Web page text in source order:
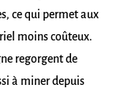
ce qui permet aux
moins coûteux.
regorgent de
à miner depuis